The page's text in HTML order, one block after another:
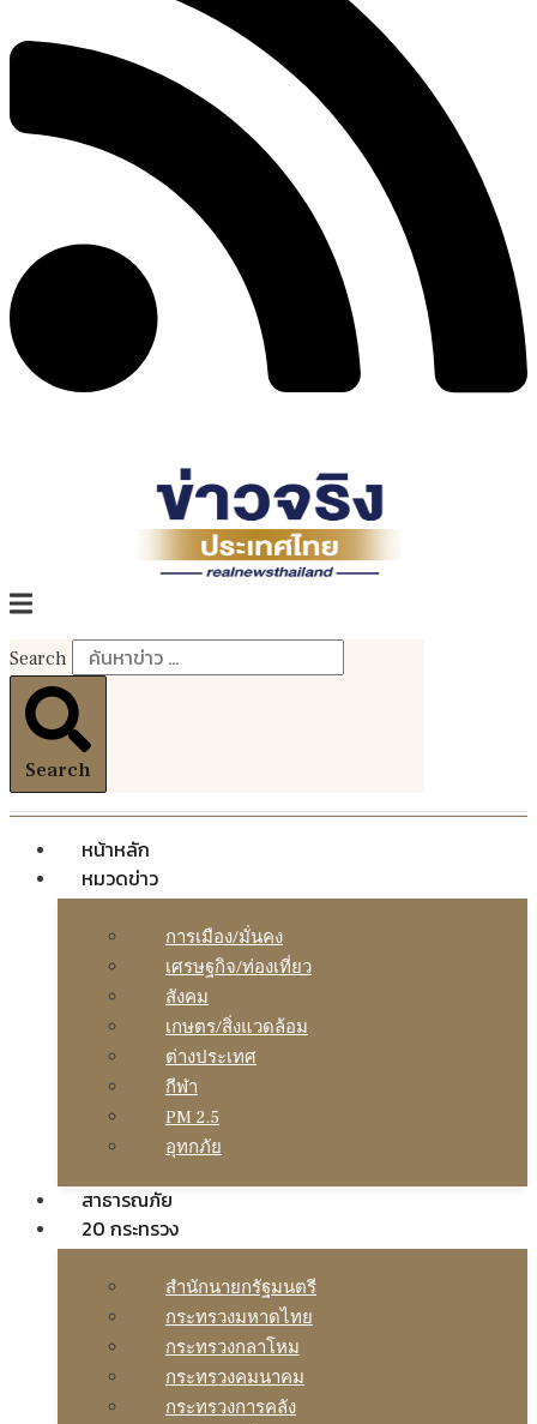
Search
Search
หน้าหลัก
หมวดข่าว
การเมือง/มั่นคง
เศรษฐกิจ/ท่องเที่ยว
สังคม
เกษตร/สิ่งแวดล้อม
ต่างประเทศ
กีฬา
PM 2.5
อุทกภัย
สาธารณภัย
20 กระทรวง
สํานักนายกรัฐมนตรี
กระทรวงมหาดไทย
กระทรวงกลาโหม
กระทรวงคมนาคม
กระทรวงการคลัง